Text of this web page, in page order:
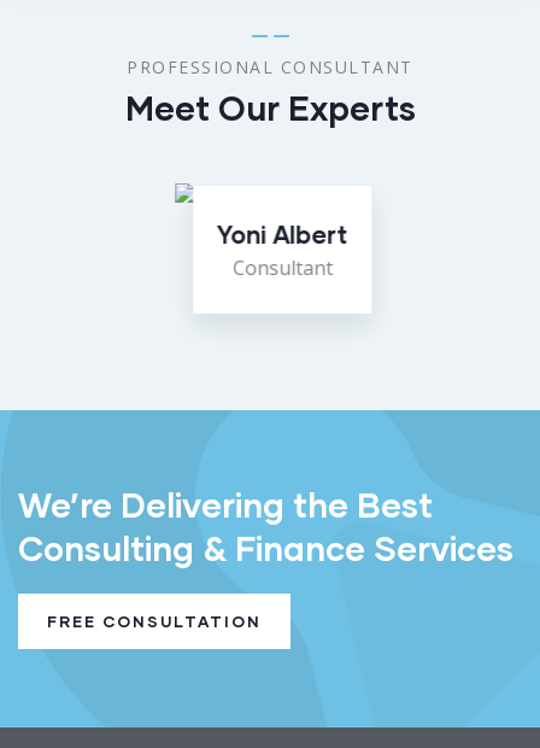
PROFESSIONAL CONSULTANT
Meet Our Experts
Yoni Albert
Consultant
We’re Delivering the Best
Consulting & Finance Services
FREE CONSULTATION